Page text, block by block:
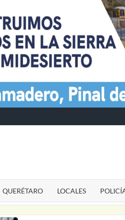
QUERÉTARO LOCALES